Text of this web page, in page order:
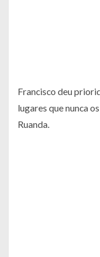
Francisco deu
lugares que nunca
Ruanda.